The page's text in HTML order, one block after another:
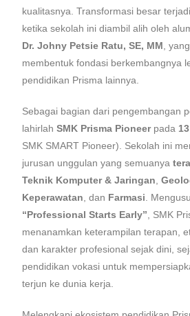
kualitasnya. Transformasi besar
ketika sekolah ini diambil alih oleh
Dr. Johny Petsie Ratu, SE, MM ,
membentuk fondasi berkembangnya
pendidikan Prisma lainnya.
Sebagai bagian dari pengembangan
lahirlahSMK Prisma Pioneerpada
SMK SMART Pioneer). Sekolah ini
jurusan unggulan yang semuanya
Teknik Komputer & Jaringan ,
Keperawatan , dan Farmasi .
“Professional Starts Early” , SMK
menanamkan keterampilan terapan,
dan karakter profesional sejak dini,
pendidikan vokasi untuk
terjun ke dunia kerja.